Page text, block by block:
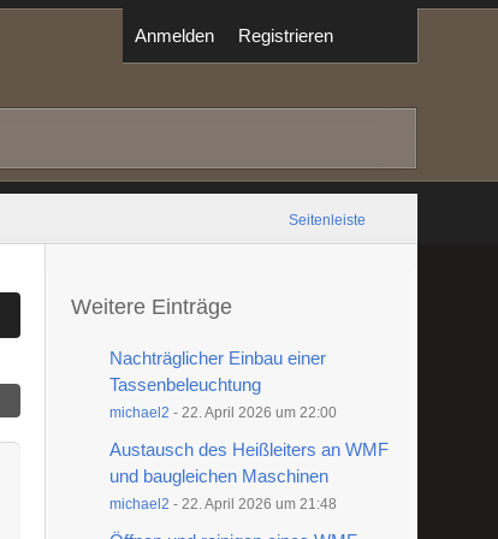
Anmelden Registrieren
Seitenleiste
Weitere Einträge
Nachträglicher Einbau einer
Tassenbeleuchtung
michael2 - 22. April 2026 um 22:00
Austausch des Heißleiters an WMF
und baugleichen Maschinen
michael2 - 22. April 2026 um 21:48